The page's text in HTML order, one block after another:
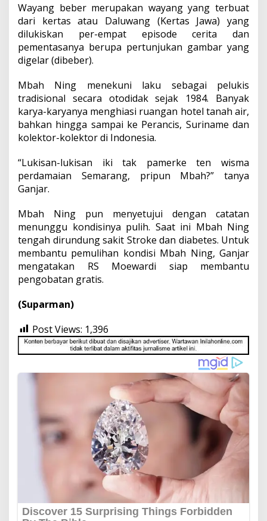
Wayang beber merupakan wayang yang terbuat
dari kertas atau Daluwang (Kertas Jawa) yang
dilukiskan per-empat episode cerita dan
pementasanya berupa pertunjukan gambar yang
digelar (dibeber).
Mbah Ning menekuni laku sebagai pelukis
tradisional secara otodidak sejak 1984. Banyak
karya-karyanya menghiasi ruangan hotel tanah air,
bahkan hingga sampai ke Perancis, Suriname dan
kolektor-kolektor di Indonesia.
“Lukisan-lukisan iki tak pamerke ten wisma
perdamaian Semarang, pripun Mbah?” tanya
Ganjar.
Mbah Ning pun menyetujui dengan catatan
menunggu kondisinya pulih. Saat ini Mbah Ning
tengah dirundung sakit Stroke dan diabetes. Untuk
membantu pemulihan kondisi Mbah Ning, Ganjar
mengatakan RS Moewardi siap membantu
pengobatan gratis.
(Suparman)
Post Views: 1,396